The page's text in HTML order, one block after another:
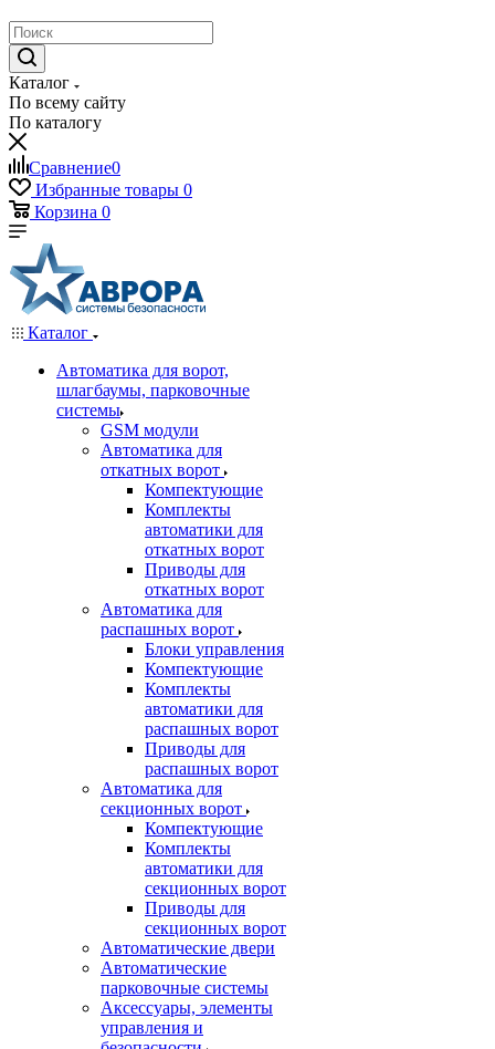
Каталог
По всему сайту
По каталогу
Сравнение0
Избранные товары 0
Корзина 0
Каталог
Автоматика для ворот,
шлагбаумы, парковочные
системы
GSM модули
Автоматика для
откатных ворот
Компектующие
Комплекты
автоматики для
откатных ворот
Приводы для
откатных ворот
Автоматика для
распашных ворот
Блоки управления
Компектующие
Комплекты
автоматики для
распашных ворот
Приводы для
распашных ворот
Автоматика для
секционных ворот
Компектующие
Комплекты
автоматики для
секционных ворот
Приводы для
секционных ворот
Автоматические двери
Автоматические
парковочные системы
Аксессуары, элементы
управления и